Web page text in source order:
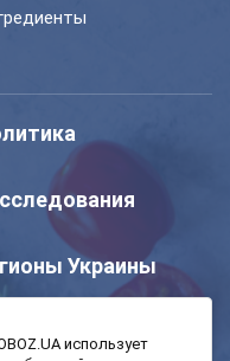
Украины
использует